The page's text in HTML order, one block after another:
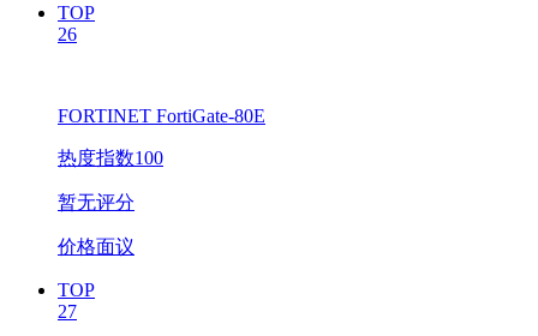
TOP
26
FORTINET FortiGate-80E
热度指数100
暂无评分
价格面议
TOP
27